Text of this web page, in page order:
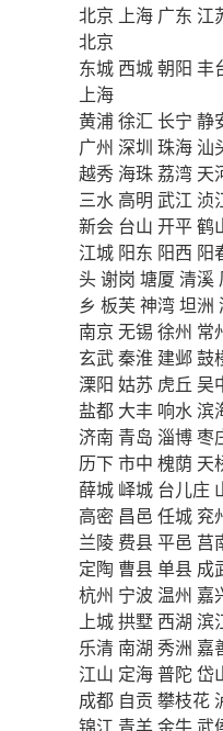
北京 上海 广东 江
北京
东城 西城朝阳 丰
上海
黄浦徐汇 长宁 静
广州 深圳 珠海 汕
越秀 海珠 荔湾 天
三水 高明 武江 浈
新会 台山 开平鹤
江城 阳东 阳西 阳
头谢岗 塘厦 清溪
乡 板芙 神湾坦洲
南京 无锡 徐州 常
玄武秦淮 建邺鼓
溧阳 姑苏 虎丘 吴
盐都 大丰 响水滨
济南 青岛 淄博枣
历下市中 槐荫 天
薛城 峄城 台儿庄
高密 昌邑 任城 兖
兰陵 费县平邑 莒
定陶 曹县单县 成
杭州 宁波 温州 嘉
上城拱墅 西湖 滨
乐清 南湖 秀洲 嘉
江山 定海普陀 岱
成都 自贡 攀枝花
锦江 青羊金牛武